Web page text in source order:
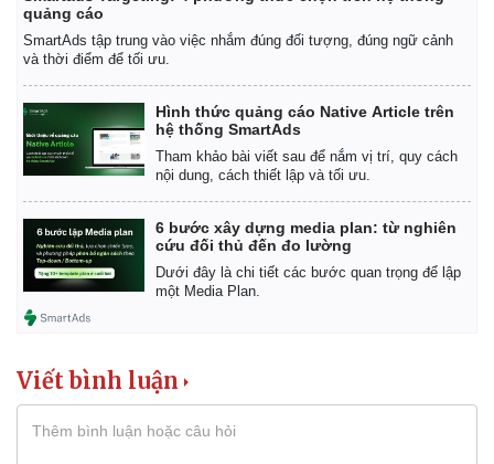
Kinh tế
Bất động sản
Thị trường
Giá vàng
Chứng khoán
quảng cáo
SmartAds tập trung vào việc nhắm đúng đối tượng, đúng ngữ cảnh
và thời điểm để tối ưu.
Hình thức quảng cáo Native Article trên
hệ thống SmartAds
Tham khảo bài viết sau để nắm vị trí, quy cách
nội dung, cách thiết lập và tối ưu.
6 bước xây dựng media plan: từ nghiên
cứu đối thủ đến đo lường
Dưới đây là chi tiết các bước quan trọng để lập
một Media Plan.
Viết bình luận